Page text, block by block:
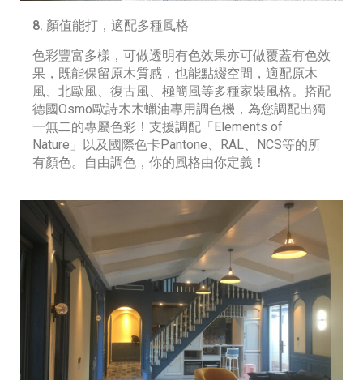
8. 顏值能打，適配多種風格
色彩豐富多樣，可做透明有色效果亦可做覆蓋有色效
果，既能保留原木質感，也能點綴空間，適配原木
風、北歐風、復古風、極簡風等多種家裝風格。搭配
德國Osmo歐詩木木蠟油專用調色機，為您調配出獨
一無二的專屬色彩！支援調配「Elements of
Nature」以及國際色卡Pantone、RAL、NCS等的所
有顏色。自由調色，你的風格由你定義！